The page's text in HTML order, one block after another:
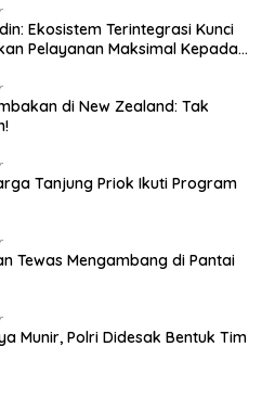
Ekosistem Terintegrasi Kunci
Pelayanan Maksimal Kepada
di New Zealand: Tak
Tanjung Priok Ikuti Program
Tewas Mengambang di Pantai
Munir, Polri Didesak Bentuk Tim